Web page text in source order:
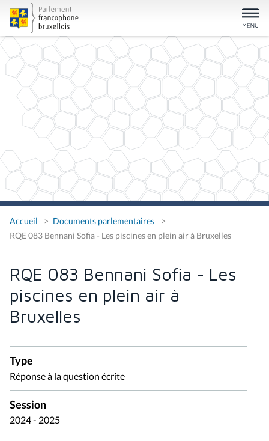
Accueil
Documents parlementaires
RQE 083 Bennani Sofia - Les piscines en plein air à Bruxelles
RQE 083 Bennani Sofia - Les
piscines en plein air à
Bruxelles
Type
Réponse à la question écrite
Session
2024 - 2025